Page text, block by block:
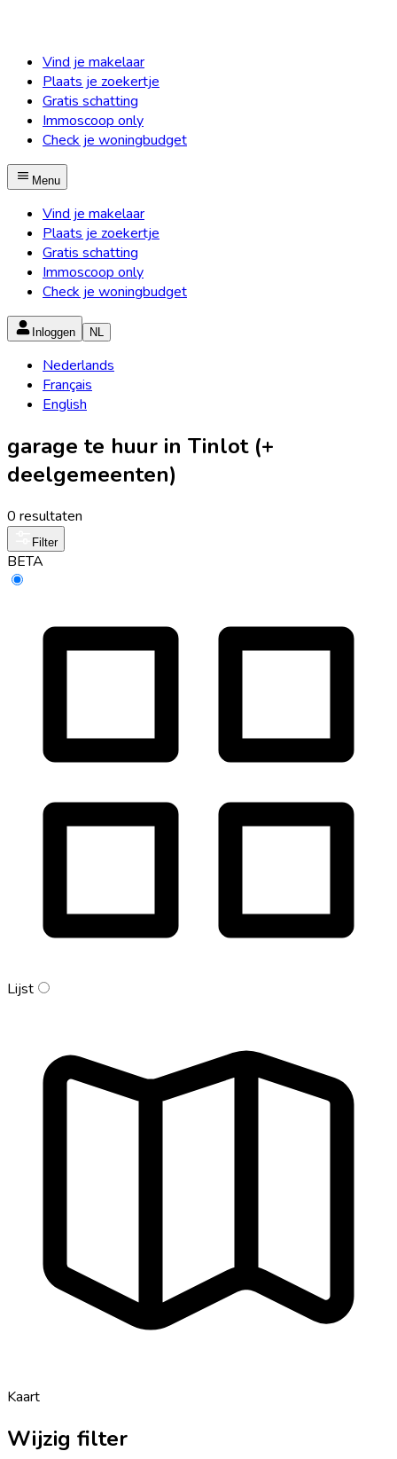
Vind je makelaar
Plaats je zoekertje
Gratis schatting
Immoscoop only
Check je woningbudget
Menu
Vind je makelaar
Plaats je zoekertje
Gratis schatting
Immoscoop only
Check je woningbudget
Inloggen NL
Nederlands
Français
English
garage te huur in Tinlot (+
deelgemeenten)
0 resultaten
Filter
BETA
Lijst
Kaart
Wijzig filter